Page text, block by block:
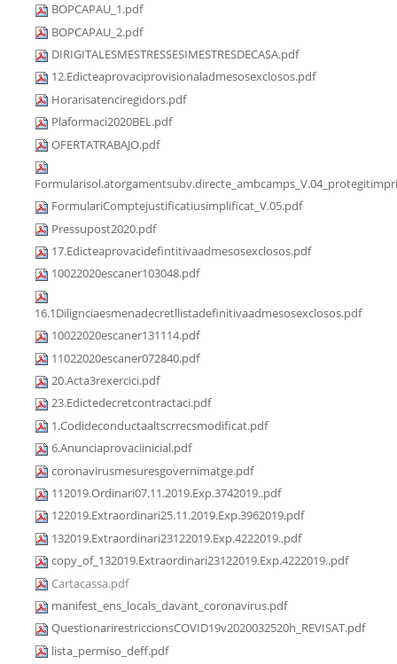
BOPCAPAU_1.pdf
BOPCAPAU_2.pdf
DIRIGITALESMESTRESSESIMESTRESDECASA.pdf
12.Edicteaprovaciprovisionaladmesosexclosos.pdf
Horarisatenciregidors.pdf
Plaformaci2020BEL.pdf
OFERTATRABAJO.pdf
FormulariComptejustificatiusimplificat_V.05.pdf
Pressupost2020.pdf
17.Edicteaprovacidefintitivaadmesosexclosos.pdf
10022020escaner103048.pdf
16.1Dilignciaesmenadecretllistadefinitivaadmesosexclosos.pdf
10022020escaner131114.pdf
11022020escaner072840.pdf
20.Acta3rexercici.pdf
23.Edictedecretcontractaci.pdf
1.Codideconductaaltscrrecsmodificat.pdf
6.Anunciaprovaciinicial.pdf
coronavirusmesuresgovernimatge.pdf
112019.Ordinari07.11.2019.Exp.3742019..pdf
122019.Extraordinari25.11.2019.Exp.3962019.pdf
132019.Extraordinari23122019.Exp.4222019..pdf
copy_of_132019.Extraordinari23122019.Exp.4222019..pdf
Cartacassa.pdf
manifest_ens_locals_davant_coronavirus.pdf
QuestionarirestriccionsCOVID19v2020032520h_REVISAT.pdf
lista_permiso_deff.pdf